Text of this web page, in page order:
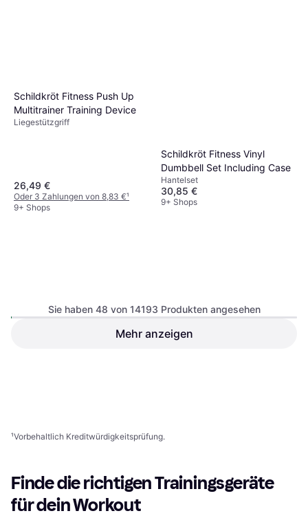
Schildkröt Fitness Push Up
Multitrainer Training Device
Liegestützgriff
26,49 €
Oder 3 Zahlungen von 8,83 €¹
9+ Shops
Schildkröt Fitness Vinyl
Dumbbell Set Including Case
Hantelset
30,85 €
9+ Shops
Sie haben 48 von 14193 Produkten angesehen
Mehr anzeigen
¹Vorbehaltlich Kreditwürdigkeitsprüfung.
Finde die richtigen Trainingsgeräte
für dein Workout